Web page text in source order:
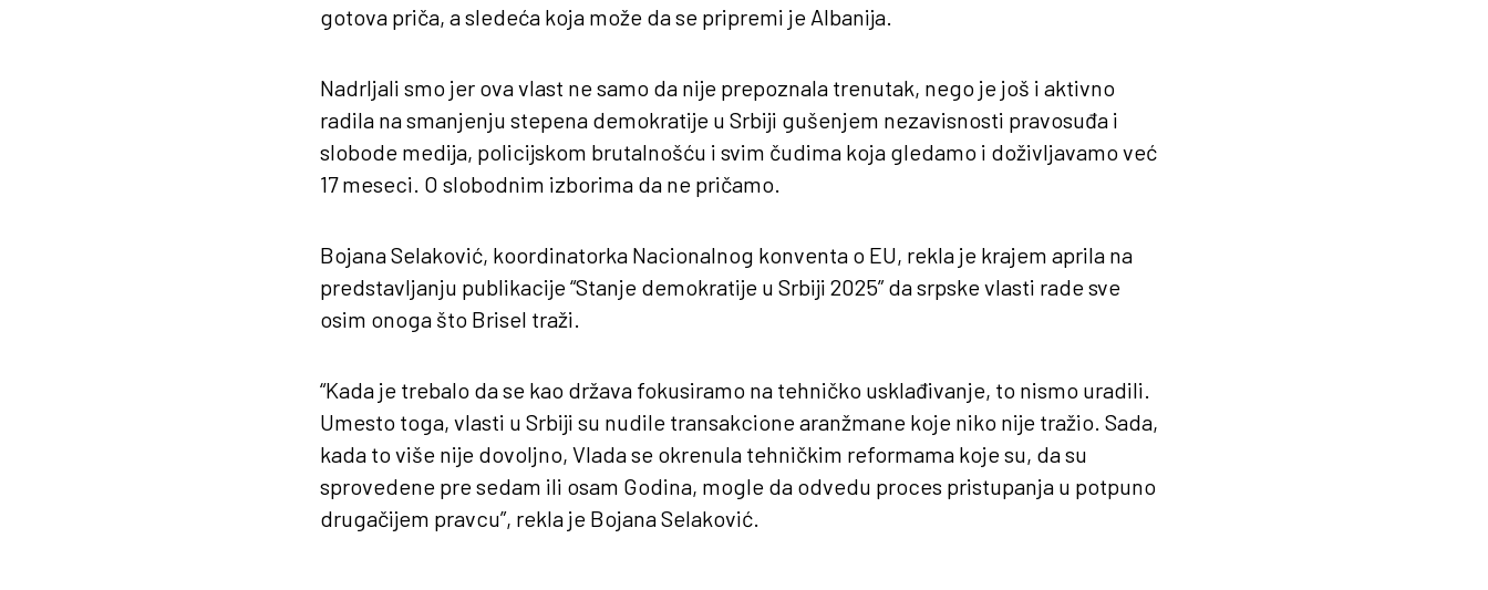
gotova priča, a sledeća koja može da se pripremi je Albanija.
Nadrljali smo jer ova vlast ne samo da nije prepoznala trenutak, nego je još i aktivno
radila na smanjenju stepena demokratije u Srbiji gušenjem nezavisnosti pravosuđa i
slobode medija, policijskom brutalnošću i svim čudima koja gledamo i doživljavamo već
17 meseci. O slobodnim izborima da ne pričamo.
Bojana Selaković, koordinatorka Nacionalnog konventa o EU, rekla je krajem aprila na
predstavljanju publikacije “Stanje demokratije u Srbiji 2025” da srpske vlasti rade sve
osim onoga što Brisel traži.
“Kada je trebalo da se kao država fokusiramo na tehničko usklađivanje, to nismo uradili.
Umesto toga, vlasti u Srbiji su nudile transakcione aranžmane koje niko nije tražio. Sada,
kada to više nije dovoljno, Vlada se okrenula tehničkim reformama koje su, da su
sprovedene pre sedam ili osam Godina, mogle da odvedu proces pristupanja u potpuno
drugačijem pravcu”, rekla je Bojana Selaković.